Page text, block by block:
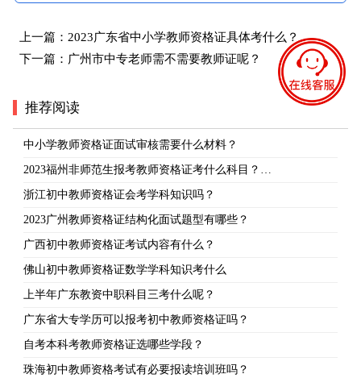
上一篇： 2023广东省中小学教师资格证具体考什么？
下一篇： 广州市中专老师需不需要教师证呢？
推荐阅读
中小学教师资格证面试审核需要什么材料？
2023福州非师范生报考教师资格证考什么科目？…
浙江初中教师资格证会考学科知识吗？
2023广州教师资格证结构化面试题型有哪些？
广西初中教师资格证考试内容有什么？
佛山初中教师资格证数学学科知识考什么
上半年广东教资中职科目三考什么呢？
广东省大专学历可以报考初中教师资格证吗？
自考本科考教师资格证选哪些学段？
珠海初中教师资格考试有必要报读培训班吗？